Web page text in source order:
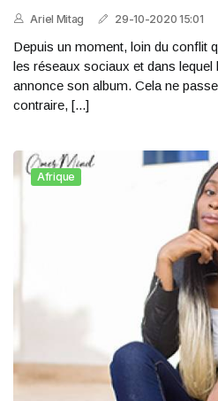
Ariel Mitag 29-10-2020 15:01
Depuis un moment, loin du conflit
les réseaux sociaux et dans lequel
annonce son album. Cela ne
contraire, [...]
Afrique